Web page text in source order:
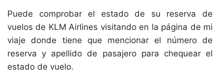
Puede comprobar el estado de su reserva de
vuelos de KLM Airlines visitando en la página de mi
viaje donde tiene que mencionar el número de
reserva y apellido de pasajero para chequear el
estado de vuelo.